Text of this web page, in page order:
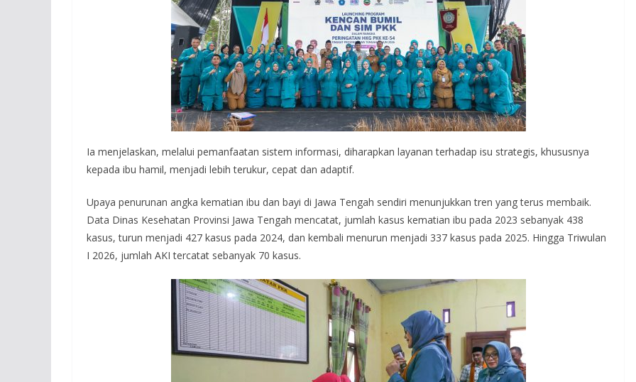
Ia menjelaskan, melalui pemanfaatan sistem informasi, diharapkan layanan terhadap isu strategis, khususnya
kepada ibu hamil, menjadi lebih terukur, cepat dan adaptif.
Upaya penurunan angka kematian ibu dan bayi di Jawa Tengah sendiri menunjukkan tren yang terus membaik.
Data Dinas Kesehatan Provinsi Jawa Tengah mencatat, jumlah kasus kematian ibu pada 2023 sebanyak 438
kasus, turun menjadi 427 kasus pada 2024, dan kembali menurun menjadi 337 kasus pada 2025. Hingga Triwulan
I 2026, jumlah AKI tercatat sebanyak 70 kasus.